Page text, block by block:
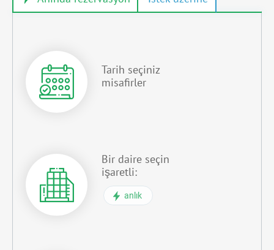
Tarih seçiniz
misafirler
Bir daire seçin
işaretli:
anlık